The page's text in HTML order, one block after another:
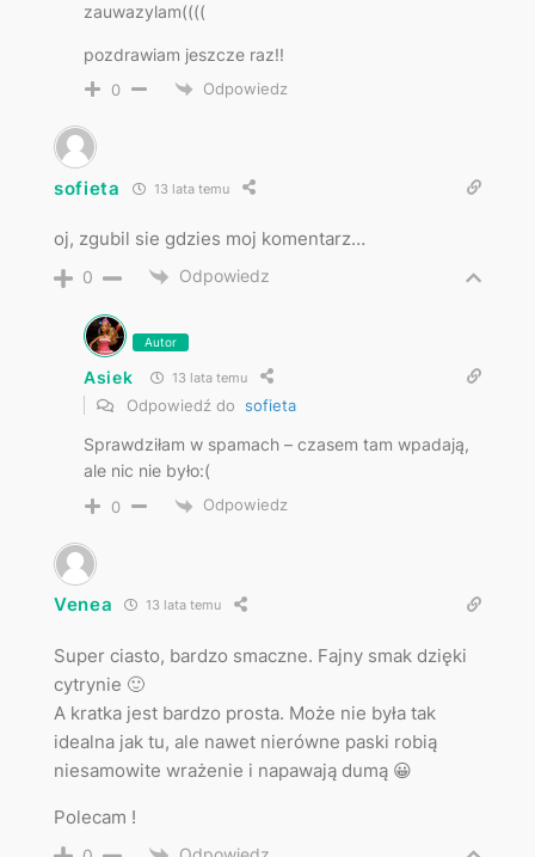
zauwazylam((((
pozdrawiam jeszcze raz!!
0 Odpowiedz
sofieta 13 lata temu
oj, zgubil sie gdzies moj komentarz…
0 Odpowiedz
Autor
Asiek 13 lata temu
Odpowiedź do sofieta
Sprawdziłam w spamach – czasem tam wpadają,
ale nic nie było:(
0 Odpowiedz
Venea 13 lata temu
Super ciasto, bardzo smaczne. Fajny smak dzięki
cytrynie 🙂
A kratka jest bardzo prosta. Może nie była tak
idealna jak tu, ale nawet nierówne paski robią
niesamowite wrażenie i napawają dumą 😀
Polecam !